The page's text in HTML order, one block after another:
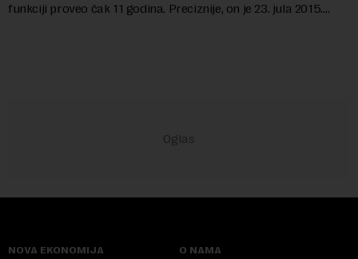
funkciji proveo čak 11 godina. Preciznije, on je 23. jula 2015.
NOVA EKONOMIJA O NAMA